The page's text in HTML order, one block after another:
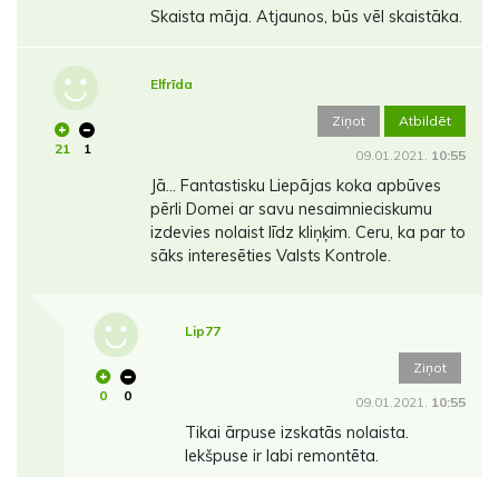
Skaista māja. Atjaunos, būs vēl skaistāka.
21 1
Elfrīda
Ziņot Atbildēt
09.01.2021. 10:55
Jā... Fantastisku Liepājas koka apbūves
pērli Domei ar savu nesaimnieciskumu
izdevies nolaist līdz kliņķim. Ceru, ka par to
sāks interesēties Valsts Kontrole.
0 0
Lip77
Ziņot
09.01.2021. 10:55
Tikai ārpuse izskatās nolaista.
Iekšpuse ir labi remontēta.